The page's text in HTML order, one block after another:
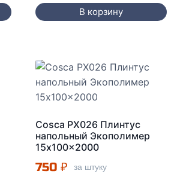
В корзину
Cosca PX026 Плинтус
напольный Экополимер
15x100x2000
750₽ за штуку